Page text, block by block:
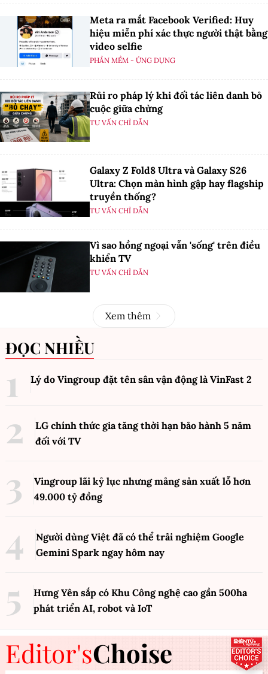
Meta ra mắt Facebook Verified: Huy
hiệu miễn phí xác thực người thật bằng
video selfie
PHẦN MỀM - ỨNG DỤNG
Rủi ro pháp lý khi đối tác liên danh bỏ
cuộc giữa chừng
TƯ VẤN CHỈ DẪN
Galaxy Z Fold8 Ultra và Galaxy S26
Ultra: Chọn màn hình gập hay flagship
truyền thống?
TƯ VẤN CHỈ DẪN
Vì sao hồng ngoại vẫn 'sống' trên điều
khiển TV
TƯ VẤN CHỈ DẪN
Xem thêm
ĐỌC NHIỀU
Lý do Vingroup đặt tên sân vận động là VinFast 2
LG chính thức gia tăng thời hạn bảo hành 5 năm
đối với TV
Vingroup lãi kỷ lục nhưng mảng sản xuất lỗ hơn
49.000 tỷ đồng
Người dùng Việt đã có thể trải nghiệm Google
Gemini Spark ngay hôm nay
Hưng Yên sắp có Khu Công nghệ cao gần 500ha
phát triển AI, robot và IoT
Editor'sChoise